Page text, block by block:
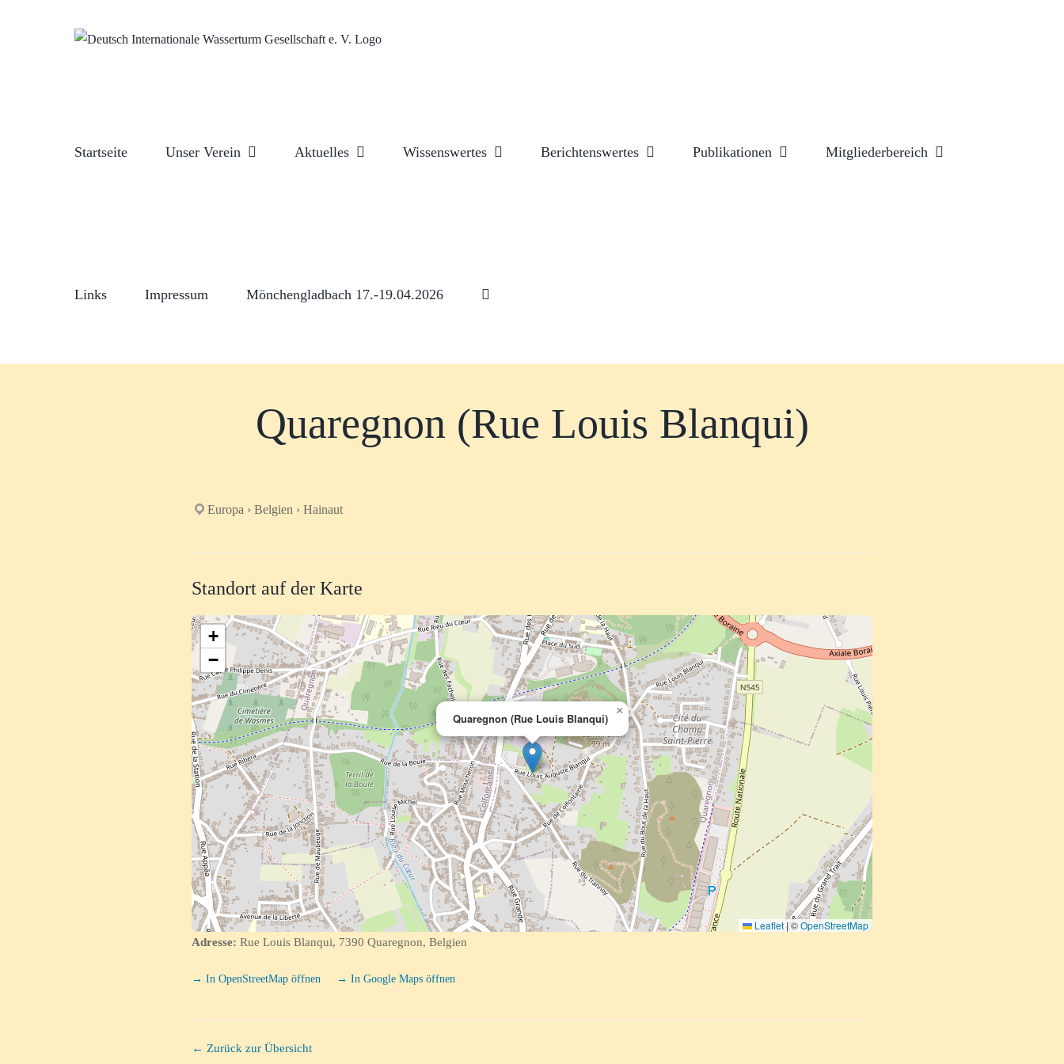
Startseite Unser Verein Aktuelles Wissenswertes Berichtenswertes Publikationen Mitgliederbereich
Links Impressum Mönchengladbach 17.-19.04.2026
Quaregnon (Rue Louis Blanqui)
Europa › Belgien › Hainaut
Standort auf der Karte
Quaregnon (Rue Louis Blanqui)
×
+
−
Leaflet|©OpenStreetMap
Adresse: Rue Louis Blanqui, 7390 Quaregnon, Belgien
→ In OpenStreetMap öffnen → In Google Maps öffnen
← Zurück zur Übersicht